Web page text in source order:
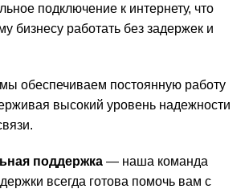
подключение к интернету, что
бизнесу работать без задержек и
обеспечиваем постоянную работу
высокий уровень надежности
поддержка — наша команда
всегда готова помочь вам с